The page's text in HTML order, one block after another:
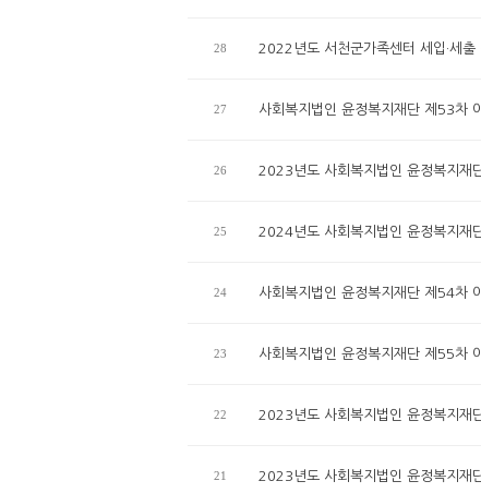
28 2022년도 서천군가족센터 세입·세출
27 사회복지법인 윤정복지재단 제53차
26 2023년도 사회복지법인 윤정복지재
25 2024년도 사회복지법인 윤정복지재
24 사회복지법인 윤정복지재단 제54차
23 사회복지법인 윤정복지재단 제55차
22 2023년도 사회복지법인 윤정복지재
21 2023년도 사회복지법인 윤정복지재